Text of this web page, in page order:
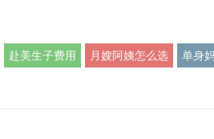
赴美生子费用 月嫂阿姨怎么选 单身